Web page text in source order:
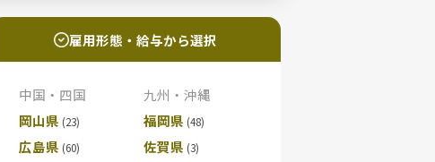
中国・四国
岡山県
広島県
九州・沖縄
福岡県
佐賀県
雇用形態・給与から選択